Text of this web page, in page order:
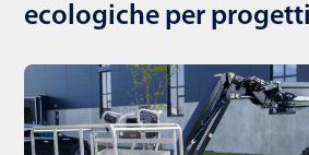
ecologiche per